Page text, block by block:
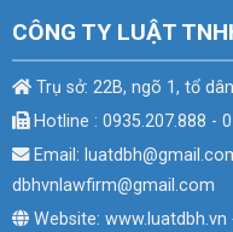
CÔNG TY LUẬT
Trụ sở: 22B, ngõ 1, tổ
Hotline : 0935.207.888 -
Email:
dbhvnlawfirm@gmail.com
Website: www.luatdbh.vn